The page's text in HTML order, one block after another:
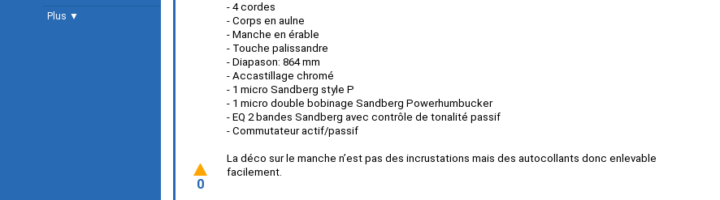
Plus ▼
- 4 cordes
- Corps en aulne
- Manche en érable
- Touche palissandre
- Diapason: 864 mm
- Accastillage chromé
- 1 micro Sandberg style P
- 1 micro double bobinage Sandberg Powerhumbucker
- EQ 2 bandes Sandberg avec contrôle de tonalité passif
- Commutateur actif/passif
La déco sur le manche n’est pas des incrustations mais des autocollants donc enlevable
facilement.
0